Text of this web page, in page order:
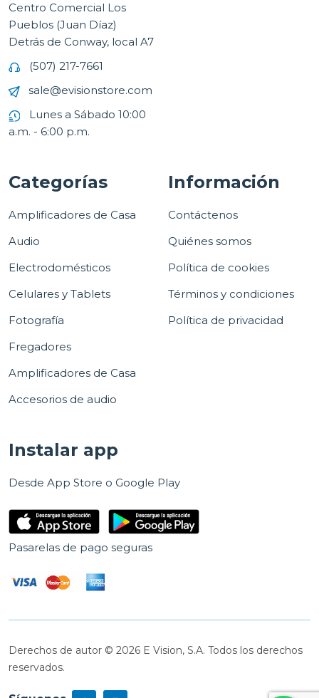
Centro Comercial Los
Pueblos (Juan Díaz)
Detrás de Conway, local A7
(507) 217-7661
sale@evisionstore.com
Lunes a Sábado 10:00
a.m. - 6:00 p.m.
Categorías
Amplificadores de Casa
Audio
Electrodomésticos
Celulares y Tablets
Fotografía
Fregadores
Amplificadores de Casa
Accesorios de audio
Información
Contáctenos
Quiénes somos
Política de cookies
Términos y condiciones
Política de privacidad
Instalar app
Desde App Store o Google Play
Pasarelas de pago seguras
Derechos de autor © 2026 E Vision, S.A. Todos los derechos
reservados.